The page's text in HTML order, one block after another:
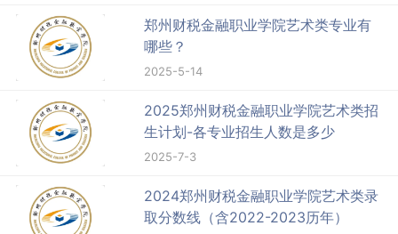
郑州财税金融职业学院艺术类专业有
哪些？
2025-5-14
2025郑州财税金融职业学院艺术类招
生计划-各专业招生人数是多少
2025-7-3
2024郑州财税金融职业学院艺术类录
取分数线（含2022-2023历年）